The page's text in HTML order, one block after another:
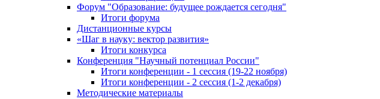
Форум "Образование: будущее рождается сегодня"
Итоги форума
Дистанционные курсы
«Шаг в науку: вектор развития»
Итоги конкурса
Конференция "Научный потенциал России"
Итоги конференции - 1 сессия (19-22 ноября)
Итоги конференции - 2 сессия (1-2 декабря)
Методические материалы